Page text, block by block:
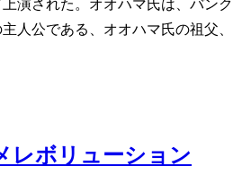
演された。オオハマ氏は、バン
人公である、オオハマ氏の祖父
レボリューション